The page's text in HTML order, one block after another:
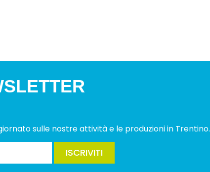
sulle nostre attività e le produzioni in Trentino.
ISCRIVITI